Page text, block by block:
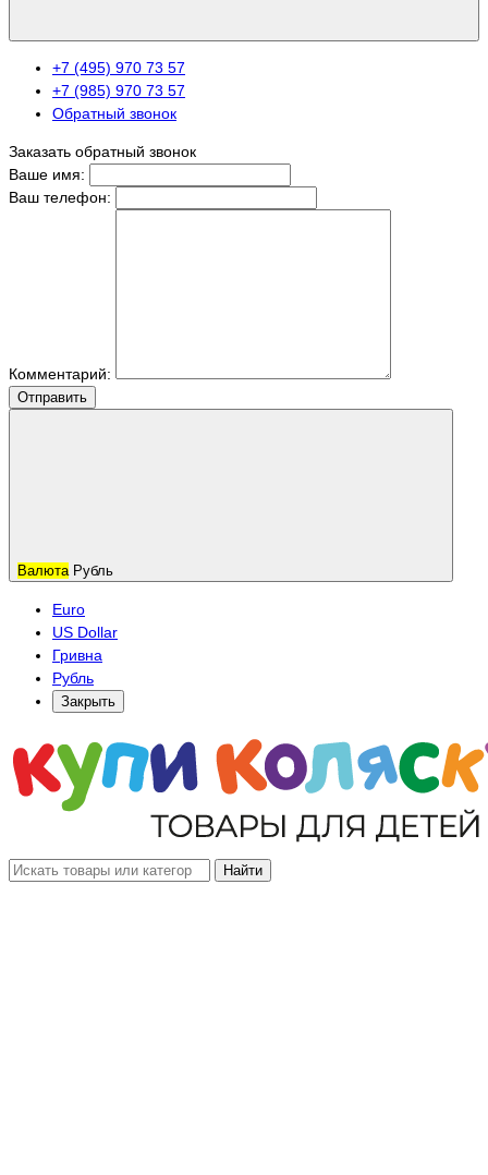
+7 (495) 970 73 57
+7 (985) 970 73 57
Обратный звонок
Заказать обратный звонок
Ваше имя:
Ваш телефон:
Комментарий:
Отправить
Валюта Рубль
Euro
US Dollar
Гривна
Рубль
Закрыть
Найти